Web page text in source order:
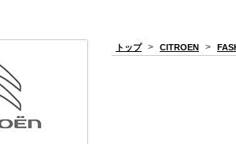
トップ > CITROEN >